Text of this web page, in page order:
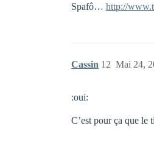
Spafô… http://
Cassin Mai 24,
12
:oui:
C’est pour ça que le